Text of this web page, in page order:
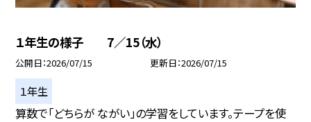
１年生の様子 7／15（水）
公開日 2026/07/15 更新日 2026/07/15
１年生
算数で「どちらが ながい」の学習をしています。テープを使